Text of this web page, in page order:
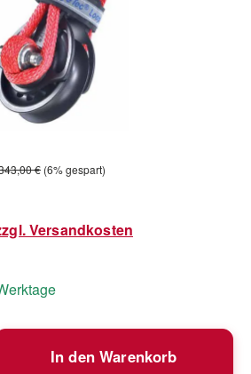
Preis:
€ (6% gespart)
Versandkosten
Gib den gewünschten
In den Warenkorb